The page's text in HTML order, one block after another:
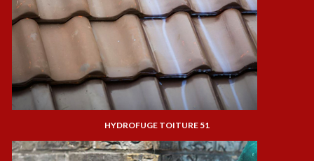
HYDROFUGE TOITURE 51